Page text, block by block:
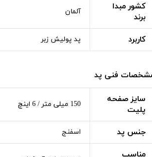
کشور مبدا
برند
آلمان
کاربرد پد پولیش زبر
فنی پد
سایز صفحه
پلیت
150 میلی متر / 6 اینچ
جنس پد اسفنج
مناسب